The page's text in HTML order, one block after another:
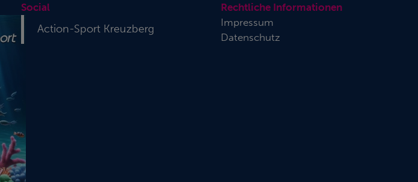
Social
Action-Sport Kreuzberg
Rechtliche Informationen
Impressum
Datenschutz